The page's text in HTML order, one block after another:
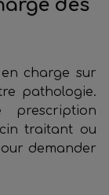
des
charge sur
pathologie.
prescription
traitant ou
demander